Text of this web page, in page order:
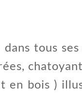
tous
en bois )